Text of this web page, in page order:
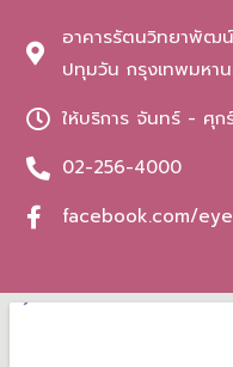
อาคารรัตนวิทยาพัฒ
ปทุมวัน กรุงเทพมหา
ให้บริการ จันทร์ - ศุ
02-256-4000
facebook.com/